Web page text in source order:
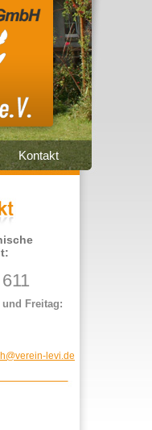
Kontakt
Freitag:
levi.de